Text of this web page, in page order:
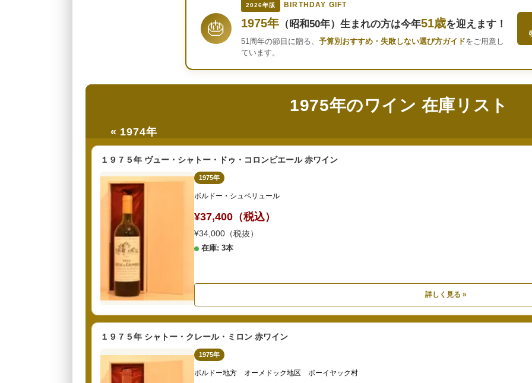
🎂
2026年版 BIRTHDAY GIFT
1975年 （昭和50年）生まれの方は今年51歳を迎えます！
51周年の節目に贈る、 予算別おすすめ・失敗しない選び方ガイドをご用意し
ています。
1975年のワイン 在庫リスト
« 1974年
１９７５年 ヴュー・シャトー・ドゥ・コロンビエール 赤ワイン
1975年
ボルドー・シュペリュール
¥37,400（税込）
¥34,000（税抜）
在庫: 3本
詳しく見る »
１９７５年 シャトー・クレール・ミロン 赤ワイン
1975年
ボルドー地方 オーメドック地区 ポーイヤック村